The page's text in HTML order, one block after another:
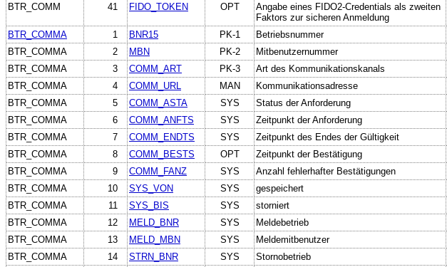
BTR_COMM
41 FIDO_TOKEN OPT
Angabe eines FIDO2-Credentials als zweiten
Faktors zur sicheren Anmeldung
BTR_COMMA
1 BNR15 PK-1 Betriebsnummer
BTR_COMMA
2 MBN PK-2 Mitbenutzernummer
BTR_COMMA
3 COMM_ART PK-3 Art des Kommunikationskanals
BTR_COMMA
4 COMM_URL MAN Kommunikationsadresse
BTR_COMMA
5 COMM_ASTA SYS Status der Anforderung
BTR_COMMA
6 COMM_ANFTS SYS Zeitpunkt der Anforderung
BTR_COMMA
7 COMM_ENDTS SYS Zeitpunkt des Endes der Gültigkeit
BTR_COMMA
8 COMM_BESTS OPT Zeitpunkt der Bestätigung
BTR_COMMA
9 COMM_FANZ SYS Anzahl fehlerhafter Bestätigungen
BTR_COMMA
10 SYS_VON SYS gespeichert
BTR_COMMA
11 SYS_BIS SYS storniert
BTR_COMMA
12 MELD_BNR SYS Meldebetrieb
BTR_COMMA
13 MELD_MBN SYS Meldemitbenutzer
BTR_COMMA
14 STRN_BNR SYS Stornobetrieb